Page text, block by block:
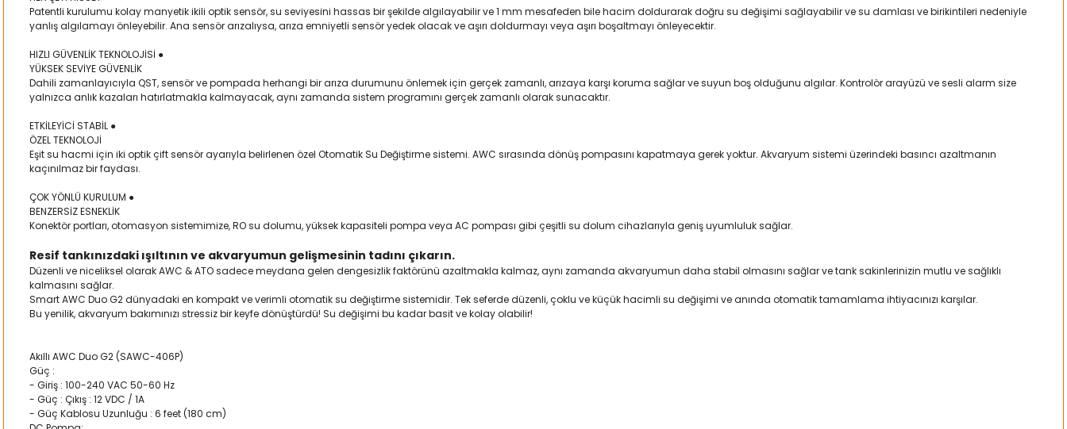
Patentli kurulumu kolay manyetik ikili optik sensör, su seviyesini hassas bir şekilde algılayabilir ve 1 mm mesafeden bile hacim doldurarak doğru su değişimi sağlayabilir ve su damlası ve birikintileri nedeniyle
yanlış algılamayı önleyebilir. Ana sensör arızalıysa, arıza emniyetli sensör yedek olacak ve aşırı doldurmayı veya aşırı boşaltmayı önleyecektir.
HIZLI GÜVENLİK TEKNOLOJİSİ ●
YÜKSEK SEVİYE GÜVENLİK
Dahili zamanlayıcıyla QST, sensör ve pompada herhangi bir arıza durumunu önlemek için gerçek zamanlı, arızaya karşı koruma sağlar ve suyun boş olduğunu algılar. Kontrolör arayüzü ve sesli alarm size
yalnızca anlık kazaları hatırlatmakla kalmayacak, aynı zamanda sistem programını gerçek zamanlı olarak sunacaktır.
ETKİLEYİCİ STABİL ●
ÖZEL TEKNOLOJİ
Eşit su hacmi için iki optik çift sensör ayarıyla belirlenen özel Otomatik Su Değiştirme sistemi. AWC sırasında dönüş pompasını kapatmaya gerek yoktur. Akvaryum sistemi üzerindeki basıncı azaltmanın
kaçınılmaz bir faydası.
ÇOK YÖNLÜ KURULUM ●
BENZERSİZ ESNEKLİK
Konektör portları, otomasyon sistemimize, RO su dolumu, yüksek kapasiteli pompa veya AC pompası gibi çeşitli su dolum cihazlarıyla geniş uyumluluk sağlar.
Resif tankınızdaki ışıltının ve akvaryumun gelişmesinin tadını çıkarın.
Düzenli ve niceliksel olarak AWC & ATO sadece meydana gelen dengesizlik faktörünü azaltmakla kalmaz, aynı zamanda akvaryumun daha stabil olmasını sağlar ve tank sakinlerinizin mutlu ve sağlıklı
kalmasını sağlar.
Smart AWC Duo G2 dünyadaki en kompakt ve verimli otomatik su değiştirme sistemidir. Tek seferde düzenli, çoklu ve küçük hacimli su değişimi ve anında otomatik tamamlama ihtiyacınızı karşılar.
Bu yenilik, akvaryum bakımınızı stressiz bir keyfe dönüştürdü! Su değişimi bu kadar basit ve kolay olabilir!
Akıllı AWC Duo G2 (SAWC-406P)
Güç :
- Giriş : 100-240 VAC 50-60 Hz
- Güç : Çıkış : 12 VDC / 1A
- Güç Kablosu Uzunluğu : 6 feet (180 cm)